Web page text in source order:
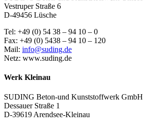
Vestruper Straße 6
D-49456 Lüsche
Tel: +49 (0) 54 38 – 94 10 – 0
Fax: +49 (0) 5438 – 94 10 – 120
Mail: info@suding.de
Netz: www.suding.de
Werk Kleinau
SUDING Beton-und Kunststoffwerk GmbH
Dessauer Straße 1
D-39619 Arendsee-Kleinau